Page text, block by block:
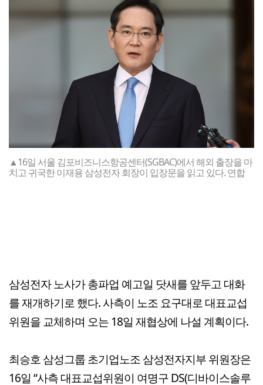
▲16일 서울 김포비즈니스항공센터(SGBAC)에서 해외 출장을 마
치고 귀국한 이재용 삼성전자 회장이 입장문을 읽고 있다. 연합
삼성전자 노사가 총파업 예고일 닷새를 앞두고 대화
를 재개하기로 했다. 사측이 노조 요구대로 대표교섭
위원을 교체하며 오는 18일 재협상에 나설 계획이다.
최승호 삼성그룹 초기업노조 삼성전자지부 위원장은
16일 “사측 대표교섭위원이 여명구 DS(디바이스솔루